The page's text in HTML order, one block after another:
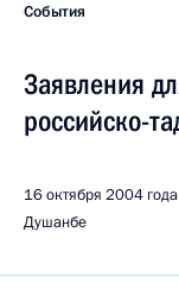
События
Заявления
российско-
16 октября 2004 года
Душанбе